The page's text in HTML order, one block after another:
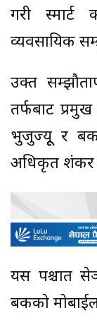
गरी स्मार्ट
व्यवसायिक
उक्त
तर्फबाट
भुजुज्यूू र
अधिकृत शंकर
यस पश्चात
बैंकको